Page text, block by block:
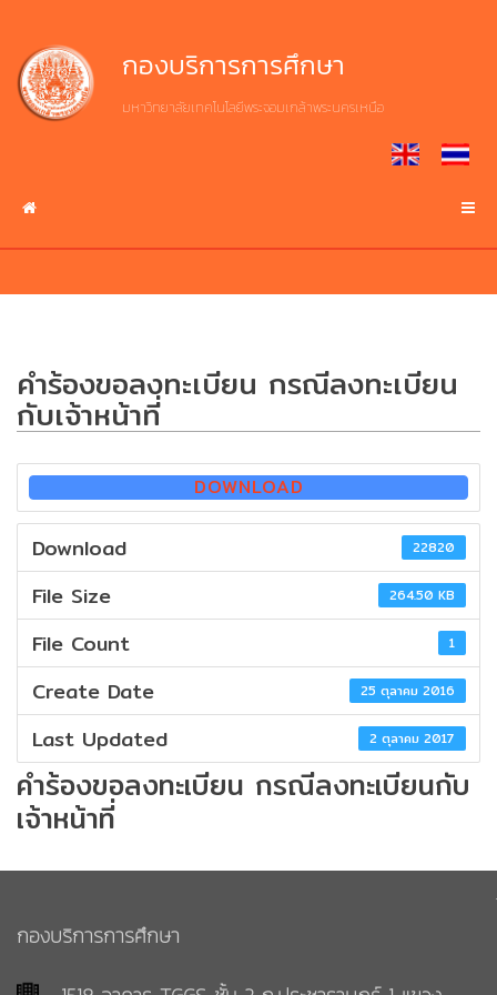
content
กองบริการการศึกษา
มหาวิทยาลัยเทคโนโลยีพระจอมเกล้าพระนครเหนือ
Home
งาน
งาน
บริการ
มจพ.
บริการ
ดาวน์โหลด
เอกสาร
นักศึกษา
อาจารย์/
เจ้า
หน้าที่
บุคลากร
กบศ.
สถิติ/
รายงาน
การ
ศึกษา
เกี่ยว
กับ
กบศ.
เกี่ยว
กับ
กบศ.
ความ
มา
ทัศน์
โครงสร้าง
การ
คณะ
ผู้
บริหาร
หน่วย
งาน
ภายใน
กลุ่ม
งาน
ทะเบียน
ติดต่อ
คำร้องขอลงทะเบียน กรณีลงทะเบียน
กับเจ้าหน้าที่
DOWNLOAD
Download 22820
File Size 264.50 KB
File Count 1
Create Date 25 ตุลาคม 2016
Last Updated 2 ตุลาคม 2017
คำร้องขอลงทะเบียน กรณีลงทะเบียนกับ
เจ้าหน้าที่
กองบริการการศึกษา